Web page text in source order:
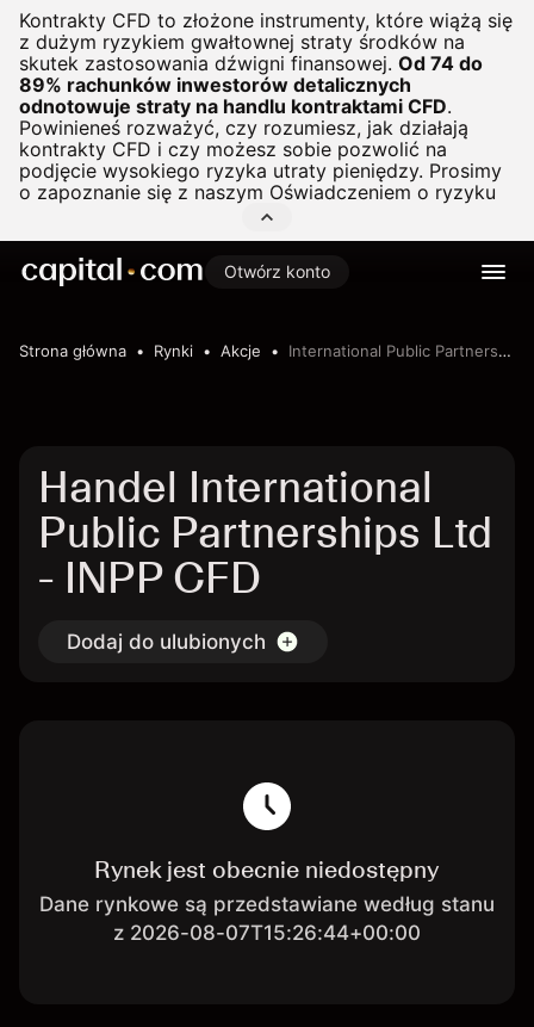
Kontrakty CFD to złożone instrumenty, które wiążą się
z dużym ryzykiem gwałtownej straty środków na
skutek zastosowania dźwigni finansowej. Od 74 do
89% rachunków inwestorów detalicznych
odnotowuje straty na handlu kontraktami CFD.
Powinieneś rozważyć, czy rozumiesz, jak działają
kontrakty CFD i czy możesz sobie pozwolić na
podjęcie wysokiego ryzyka utraty pieniędzy. Prosimy
o zapoznanie się z naszym Oświadczeniem o ryzyku
Otwórz konto
Strona główna Rynki Akcje International Public Partnerships Ltd
Handel International
Public Partnerships Ltd
- INPP CFD
Dodaj do ulubionych
Rynek jest obecnie niedostępny
Dane rynkowe są przedstawiane według stanu
z 2026-08-07T15:26:44+00:00